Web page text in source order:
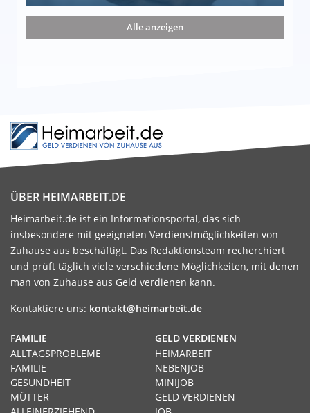
die 15 besten Möglichkeiten
Alle anzeigen
ÜBER HEIMARBEIT.DE
Heimarbeit.de ist ein Informationsportal, das sich
insbesondere mit geeigneten Verdienstmöglichkeiten von
Zuhause aus beschäftigt. Das Redaktionsteam recherchiert
und prüft täglich viele verschiedene Möglichkeiten, mit denen
man von Zuhause aus Geld verdienen kann.
Kontaktiere uns: kontakt@heimarbeit.de
GELD VERDIENEN
HEIMARBEIT
NEBENJOB
MINIJOB
GELD VERDIENEN
FAMILIE
ALLTAGSPROBLEME
FAMILIE
GESUNDHEIT
MÜTTER